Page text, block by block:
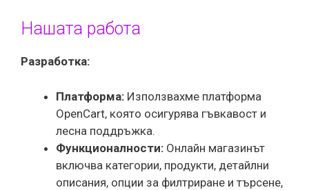
Нашата работа
Разработка:
Платформа: Използвахме платформа
OpenCart, която осигурява гъвкавост и
лесна поддръжка.
Функционалности: Онлайн магазинът
включва категории, продукти, детайлни
описания, опции за филтриране и търсене,